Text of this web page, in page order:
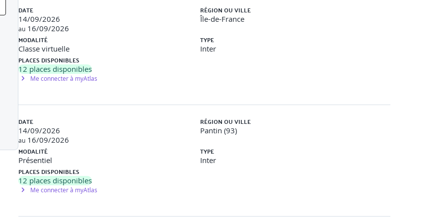
et signal. Choix d’une fonction de coût selon la donnée.
: présentation et exemples
set et identifier les biais issus de la donnée.
neurones : L1/L2 régularization, Batch Normalization, Instance Normalization
gradient descent, batching, Adagrad, AdaDelta, RMSProp
Hadoop
Sci-kit
Caffe
DE L’ART ET EXEMPLES D’APPLICATIONS
DATE
14/09/2026
au 16/09/2026
RÉGION OU VILLE
Île-de-France
MODALITÉ
Classe virtuelle
TYPE
Inter
PLACES DISPONIBLES
12 places disponibles
Me connecter à myAtlas
DATE
14/09/2026
au 16/09/2026
RÉGION OU VILLE
Pantin (93)
MODALITÉ
Présentiel
TYPE
Inter
PLACES DISPONIBLES
12 places disponibles
Me connecter à myAtlas